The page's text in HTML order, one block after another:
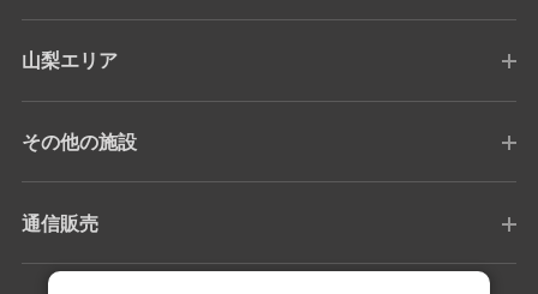
山梨エリア
その他の施設
通信販売